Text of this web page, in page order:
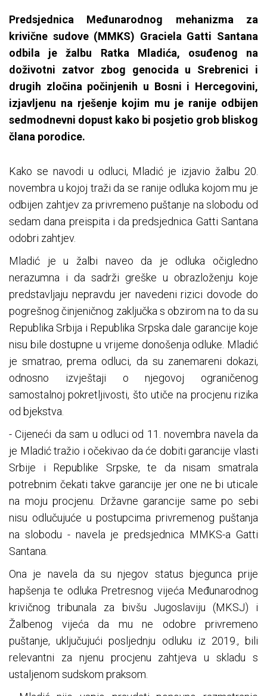
Predsjednica Međunarodnog mehanizma za
krivične sudove (MMKS) Graciela Gatti Santana
odbila je žalbu Ratka Mladića, osuđenog na
doživotni zatvor zbog genocida u Srebrenici i
drugih zločina počinjenih u Bosni i Hercegovini,
izjavljenu na rješenje kojim mu je ranije odbijen
sedmodnevni dopust kako bi posjetio grob bliskog
člana porodice.
Kako se navodi u odluci, Mladić je izjavio žalbu 20.
novembra u kojoj traži da se ranije odluka kojom mu je
odbijen zahtjev za privremeno puštanje na slobodu od
sedam dana preispita i da predsjednica Gatti Santana
odobri zahtjev.
Mladić je u žalbi naveo da je odluka očigledno
nerazumna i da sadrži greške u obrazloženju koje
predstavljaju nepravdu jer navedeni rizici dovode do
pogrešnog činjeničnog zaključka s obzirom na to da su
Republika Srbija i Republika Srpska dale garancije koje
nisu bile dostupne u vrijeme donošenja odluke. Mladić
je smatrao, prema odluci, da su zanemareni dokazi,
odnosno izvještaji o njegovoj ograničenog
samostalnoj pokretljivosti, što utiče na procjenu rizika
od bjekstva.
- Cijeneći da sam u odluci od 11. novembra navela da
je Mladić tražio i očekivao da će dobiti garancije vlasti
Srbije i Republike Srpske, te da nisam smatrala
potrebnim čekati takve garancije jer one ne bi uticale
na moju procjenu. Državne garancije same po sebi
nisu odlučujuće u postupcima privremenog puštanja
na slobodu - navela je predsjednica MMKS-a Gatti
Santana.
Ona je navela da su njegov status bjegunca prije
hapšenja te odluka Pretresnog vijeća Međunarodnog
krivičnog tribunala za bivšu Jugoslaviju (MKSJ) i
Žalbenog vijeća da mu ne odobre privremeno
puštanje, uključujući posljednju odluku iz 2019., bili
relevantni za njenu procjenu zahtjeva u skladu s
ustaljenom sudskom praksom.